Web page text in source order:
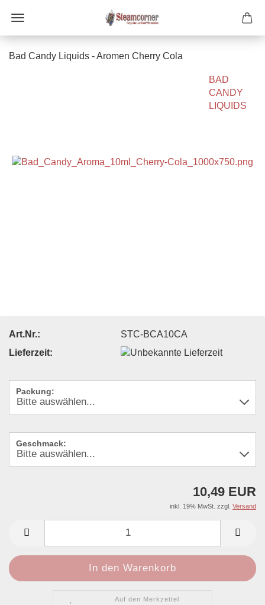
Bad Candy Liquids - Aromen Cherry Cola
BAD
CANDY
LIQUIDS
Art.Nr.:
STC-BCA10CA
Lieferzeit:
Packung:
Geschmack:
10,49 EUR
inkl. 19% MwSt. zzgl. Versand
Auf den Merkzettel